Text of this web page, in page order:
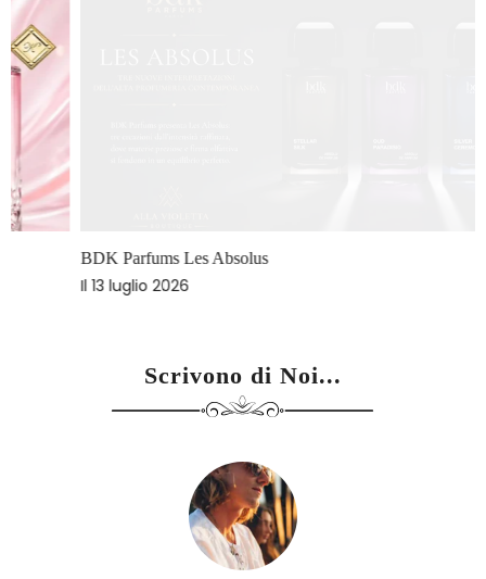
BDK Parfums Les Absolus
13 luglio 2026
Scrivono di Noi...